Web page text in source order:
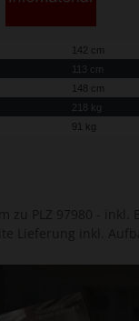
142 cm
113 cm
148 cm
218 kg
91 kg